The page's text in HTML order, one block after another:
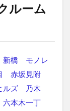
ルーム
新橋
モノレ
赤坂見附
ルズ
乃木
六本木一丁